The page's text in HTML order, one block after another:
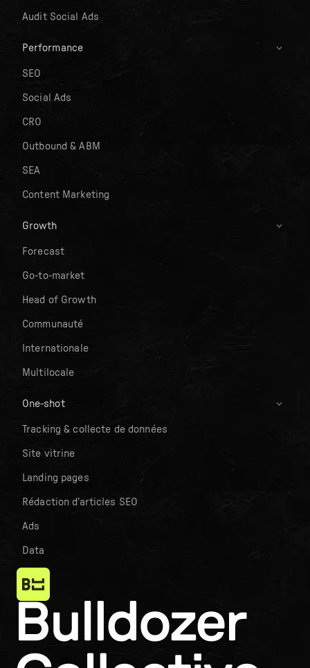
Audit Social Ads
Performance
SEO
Social Ads
CRO
Outbound & ABM
SEA
Content Marketing
Growth
Forecast
Go-to-market
Head of Growth
Communauté
Internationale
Multilocale
One-shot
Tracking & collecte de données
Site vitrine
Landing pages
Rédaction d’articles SEO
Ads
Data